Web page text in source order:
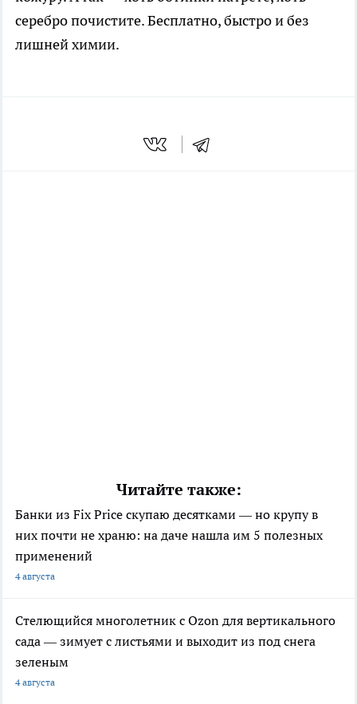
серебро почистите. Бесплатно, быстро и без
лишней химии.
Читайте также:
Банки из Fix Price скупаю десятками — но крупу в
них почти не храню: на даче нашла им 5 полезных
применений
4 августа
Стелющийся многолетник с Ozon для вертикального
сада — зимует с листьями и выходит из под снега
зеленым
4 августа